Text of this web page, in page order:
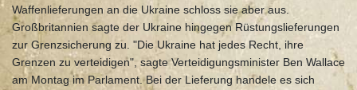
Waffenlieferungen an die Ukraine schloss sie aber aus.
Großbritannien sagte der Ukraine hingegen Rüstungslieferungen
zur Grenzsicherung zu. "Die Ukraine hat jedes Recht, ihre
Grenzen zu verteidigen", sagte Verteidigungsminister Ben Wallace
am Montag im Parlament. Bei der Lieferung handele es sich